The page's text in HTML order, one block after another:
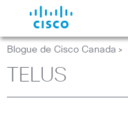
Blogue de Cisco Canada >
TELUS